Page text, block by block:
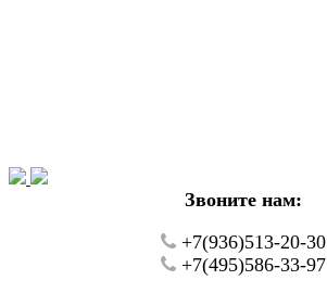
Звоните нам:
+7(936)513-20-30
+7(495)586-33-97